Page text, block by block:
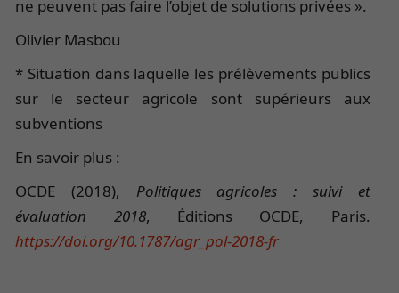
ne peuvent pas faire l’objet de solutions privées ».
Olivier Masbou
* Situation dans laquelle les prélèvements publics
sur le secteur agricole sont supérieurs aux
subventions
En savoir plus :
OCDE (2018), Politiques agricoles : suivi et
évaluation 2018, Éditions OCDE, Paris.
https://doi.org/10.1787/agr_pol-2018-fr